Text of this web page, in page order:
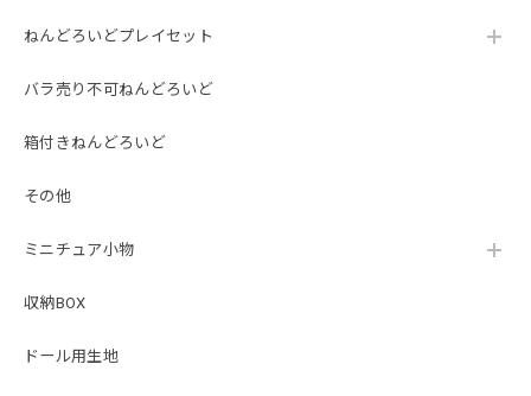
ねんどろいどプレイセット
バラ売り不可ねんどろいど
箱付きねんどろいど
その他
ミニチュア小物
収納BOX
ドール用生地